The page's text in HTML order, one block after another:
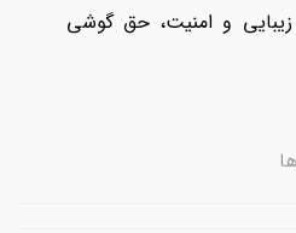
زیبایی و امنیت، حق گوشی